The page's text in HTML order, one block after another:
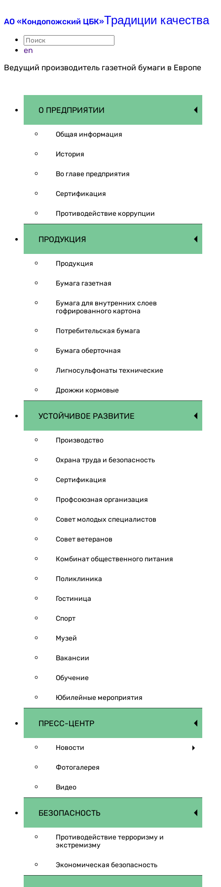
АО «Кондопожский ЦБК»Традиции качества
en
Ведущий производитель газетной бумаги в Европе
О ПРЕДПРИЯТИИ
Общая информация
История
Во главе предприятия
Сертификация
Противодействие коррупции
ПРОДУКЦИЯ
Продукция
Бумага газетная
Бумага для внутренних слоев
гофрированного картона
Потребительская бумага
Бумага оберточная
Лигносульфонаты технические
Дрожжи кормовые
УСТОЙЧИВОЕ РАЗВИТИЕ
Производство
Охрана труда и безопасность
Сертификация
Профсоюзная организация
Совет молодых специалистов
Совет ветеранов
Комбинат общественного питания
Поликлиника
Гостиница
Спорт
Музей
Вакансии
Обучение
Юбилейные мероприятия
ПРЕСС-ЦЕНТР
Новости
Фотогалерея
Видео
БЕЗОПАСНОСТЬ
Противодействие терроризму и
экстремизму
Экономическая безопасность